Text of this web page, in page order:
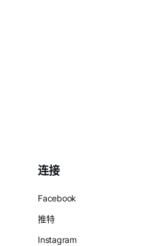
连接
Facebook
推特
Instagram